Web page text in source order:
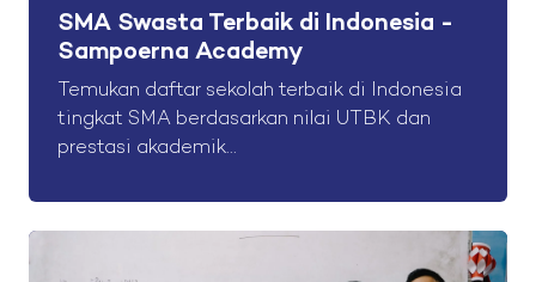
SMA Swasta Terbaik di Indonesia -
Sampoerna Academy
Temukan daftar sekolah terbaik di Indonesia
tingkat SMA berdasarkan nilai UTBK dan
prestasi akademik...